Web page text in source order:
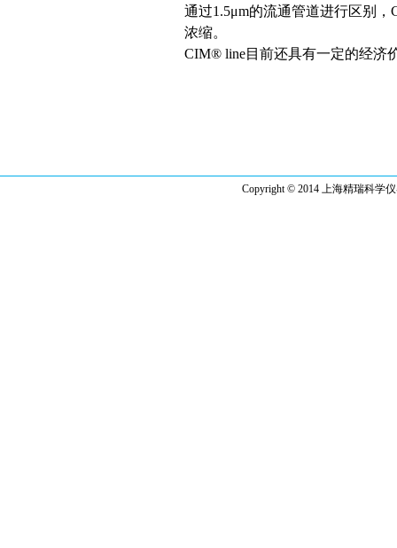
通过1.5μm的流通管道进行区别
浓缩。
CIM® line目前还具有一定的经济
Copyright © 2014 上海精瑞科学